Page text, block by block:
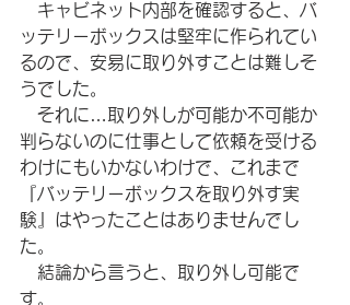
キャビネット内部を確認すると、バ
ッテリーボックスは堅牢に作られてい
るので、安易に取り外すことは難しそ
うでした。
それに…取り外しが可能か不可能か
判らないのに仕事として依頼を受ける
わけにもいかないわけで、これまで
『バッテリーボックスを取り外す実
験』はやったことはありませんでし
た。
結論から言うと、取り外し可能で
す。